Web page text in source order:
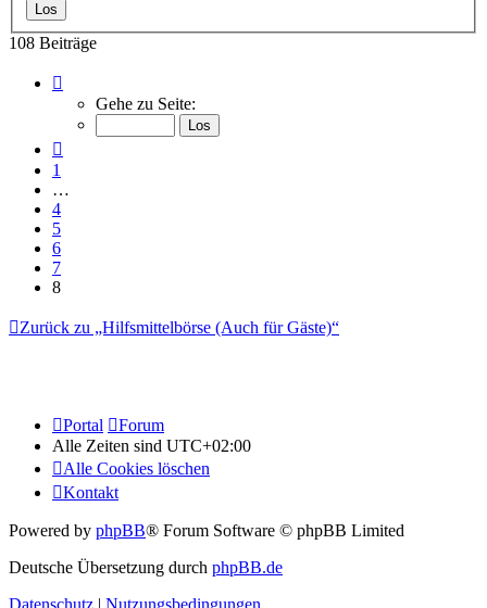
108 Beiträge
von
Gehe zu Seite:
1
…
4
5
6
7
8
Zurück zu „Hilfsmittelbörse (Auch für Gäste)“
Portal
Forum
Alle Zeiten sind UTC+02:00
Alle Cookies löschen
Kontakt
Powered by phpBB® Forum Software © phpBB Limited
Deutsche Übersetzung durch phpBB.de
Datenschutz | Nutzungsbedingungen